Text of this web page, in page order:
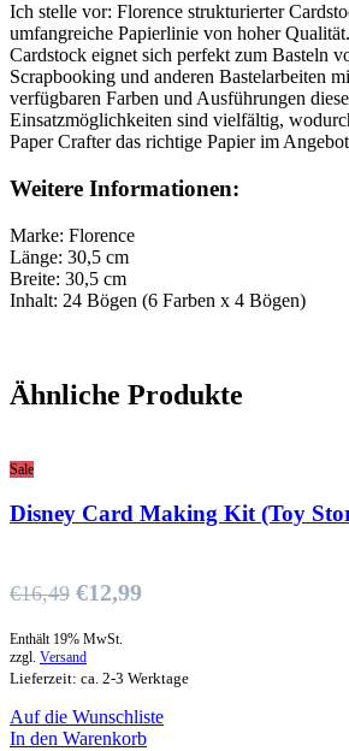
Ich stelle vor: Florence strukturierter
umfangreiche Papierlinie von hoher
Cardstock eignet sich perfekt zum Basteln
Scrapbooking und anderen Bastelarbeiten
verfügbaren Farben und Ausführungen
Einsatzmöglichkeiten sind vielfältig,
Paper Crafter das richtige Papier im
Weitere Informationen:
Marke: Florence
Länge: 30,5 cm
Breite: 30,5 cm
Inhalt: 24 Bögen (6 Farben x 4 Bögen)
Ähnliche Produkte
Sale
Disney Card Making Kit (Toy
€16,49 €12,99
Enthält 19% MwSt.
zzgl. Versand
Lieferzeit: ca. 2-3 Werktage
Auf die Wunschliste
In den Warenkorb